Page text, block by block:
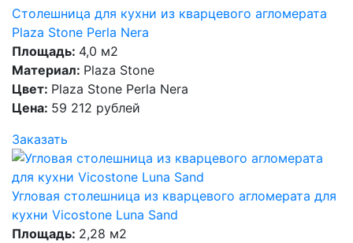
Столешница для кухни из кварцевого агломерата
Plaza Stone Perla Nera
Площадь: 4,0 м2
Материал: Plaza Stone
Цвет: Plaza Stone Perla Nera
Цена: 59 212 рублей
Заказать
Угловая столешница из кварцевого агломерата для
кухни Vicostone Luna Sand
Площадь: 2,28 м2